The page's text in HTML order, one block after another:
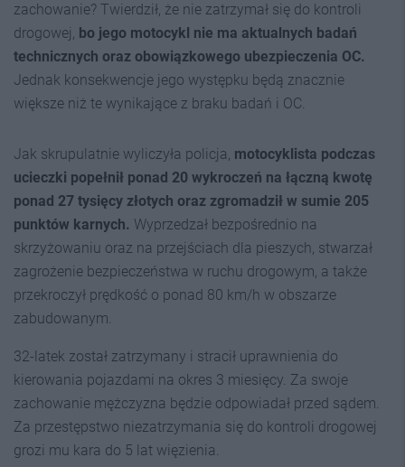
zachowanie? Twierdził, że nie zatrzymał się do kontroli
drogowej, bo jego motocykl nie ma aktualnych badań
technicznych oraz obowiązkowego ubezpieczenia OC.
Jednak konsekwencje jego występku będą znacznie
większe niż te wynikające z braku badań i OC.
Jak skrupulatnie wyliczyła policja, motocyklista podczas
ucieczki popełnił ponad 20 wykroczeń na łączną kwotę
ponad 27 tysięcy złotych oraz zgromadził w sumie 205
punktów karnych. Wyprzedzał bezpośrednio na
skrzyżowaniu oraz na przejściach dla pieszych, stwarzał
zagrożenie bezpieczeństwa w ruchu drogowym, a także
przekroczył prędkość o ponad 80 km/h w obszarze
zabudowanym.
32-latek został zatrzymany i stracił uprawnienia do
kierowania pojazdami na okres 3 miesięcy. Za swoje
zachowanie mężczyzna będzie odpowiadał przed sądem.
Za przestępstwo niezatrzymania się do kontroli drogowej
grozi mu kara do 5 lat więzienia.